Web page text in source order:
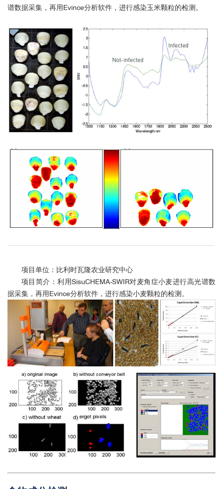
谱数据采集，再用Evince分析软件，进行感染玉米颗粒的检测。
项目单位：比利时瓦隆农业研究中心
项目简介：利用SisuCHEMA-SWIR对麦角症小麦进行高光谱数
据采集，再用Evince分析软件，进行感染小麦颗粒的检测。